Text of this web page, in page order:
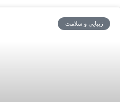
زیبایی و سلامت